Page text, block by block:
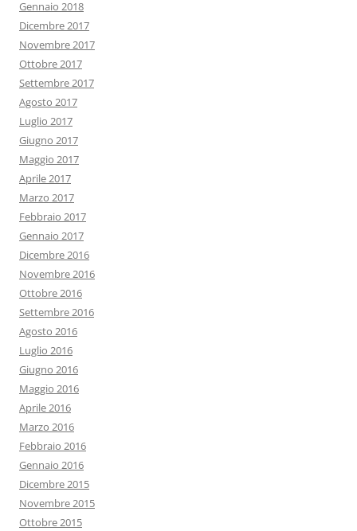
Gennaio 2018
Dicembre 2017
Novembre 2017
Ottobre 2017
Settembre 2017
Agosto 2017
Luglio 2017
Giugno 2017
Maggio 2017
Aprile 2017
Marzo 2017
Febbraio 2017
Gennaio 2017
Dicembre 2016
Novembre 2016
Ottobre 2016
Settembre 2016
Agosto 2016
Luglio 2016
Giugno 2016
Maggio 2016
Aprile 2016
Marzo 2016
Febbraio 2016
Gennaio 2016
Dicembre 2015
Novembre 2015
Ottobre 2015